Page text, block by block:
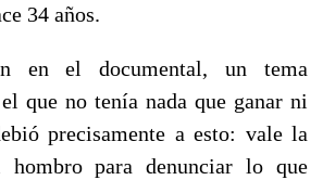
34 años.
en el documental, un tema
que no tenía nada que ganar ni
precisamente a esto: vale la
hombro para denunciar lo que